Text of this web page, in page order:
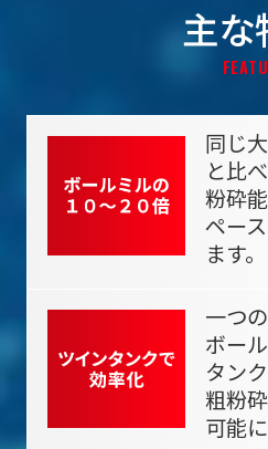
主な
同じ
と比
粉砕
ペー
ます。
一つ
ボー
タン
粗粉
可能